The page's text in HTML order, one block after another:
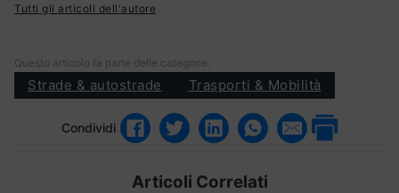
Tutti gli articoli dell'autore
Questo articolo fa parte delle categorie:
Strade & autostrade Trasporti & Mobilità
Condividi
Articoli Correlati